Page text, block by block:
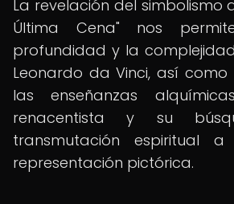
La revelación del simbolismo
Última Cena" nos
profundidad y la
Leonardo da Vinci, así
las enseñanzas
renacentista y su
transmutación espiritual
representación pictórica.